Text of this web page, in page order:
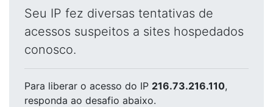
Seu IP fez diversas tentativas de
acessos suspeitos a sites hospedados
conosco.
Para liberar o acesso do IP 216.73.216.110,
responda ao desafio abaixo.